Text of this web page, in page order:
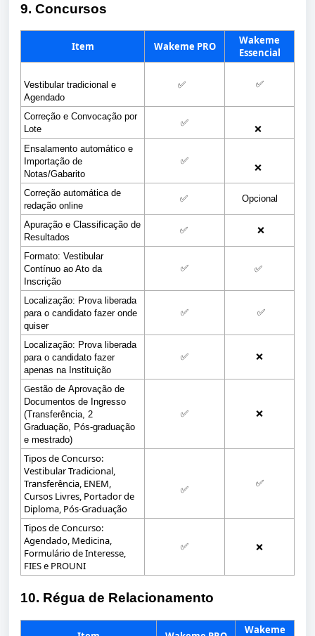
9. Concursos
Item Wakeme PRO
Wakeme
Essencial
Vestibular tradicional e
Agendado
✅ ✅
Correção e Convocação por
Lote
✅
❌
Ensalamento automático e
Importação de
Notas/Gabarito
✅
❌
Correção automática de
redação online
✅ Opcional
Apuração e Classificação de
Resultados
✅ ❌
Formato: Vestibular
Contínuo ao Ato da
Inscrição
✅ ✅
Localização: Prova liberada
para o candidato fazer onde
quiser
✅ ✅
Localização: Prova liberada
para o candidato fazer
apenas na Instituição
✅ ❌
Gestão de Aprovação de
Documentos de Ingresso
(Transferência, 2
Graduação, Pós-graduação
e mestrado)
✅ ❌
Tipos de Concurso:
Vestibular Tradicional,
Transferência, ENEM,
Cursos Livres, Portador de
Diploma, Pós-Graduação
✅
✅
Tipos de Concurso:
Agendado, Medicina,
Formulário de Interesse,
FIES e PROUNI
✅ ❌
10. Régua de Relacionamento
Wakeme